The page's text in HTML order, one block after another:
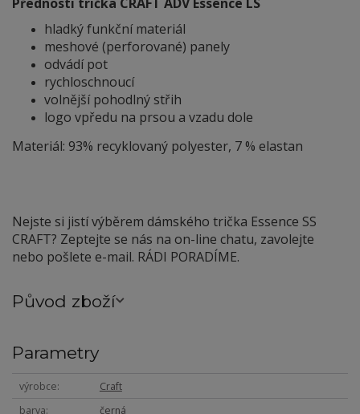
hladký funkční materiál
meshové (perforované) panely
odvádí pot
rychloschnoucí
volnější pohodlný střih
logo vpředu na prsou a vzadu dole
Materiál: 93% recyklovaný polyester, 7 % elastan
Nejste si jistí výběrem dámského trička Essence SS
CRAFT? Zeptejte se nás na on-line chatu, zavolejte
nebo pošlete e-mail. RÁDI PORADÍME.
Původ zboží
Parametry
výrobce
Craft
barva
černá